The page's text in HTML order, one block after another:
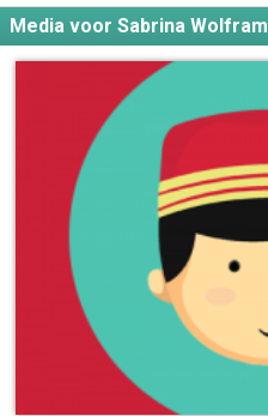
Media voor Sabrina Wolfram